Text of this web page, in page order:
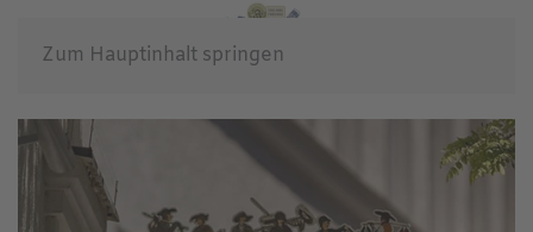
Zum Hauptinhalt springen